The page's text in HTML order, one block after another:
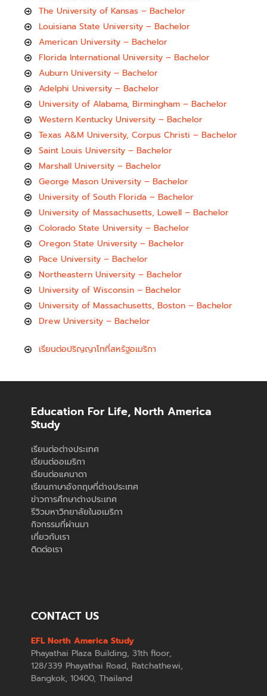
The University of Kansas – Bachelor
Louisiana State University – Bachelor
American University – Bachelor
Florida International University – Bachelor
Auburn University – Bachelor
Adelphi University – Bachelor
University of Alabama, Birmingham – Bachelor
Western Kentucky University – Bachelor
Texas A&M University, Corpus Christi – Bachelor
Saint Louis University – Bachelor
Marshall University – Bachelor
George Mason University – Bachelor
University of South Florida – Bachelor
University of Massachusetts, Lowell – Bachelor
Colorado State University – Bachelor
Oregon State University – Bachelor
Pace University – Bachelor
Northeastern University – Bachelor
University of Wisconsin – Bachelor
University of Massachusetts, Boston – Bachelor
Drew University – Bachelor
เรียนต่อปริญญาโทที่สหรัฐอเมริกา
Education For Life, North America
Study
เรียนต่อต่างประเทศ
เรียนต่ออเมริกา
เรียนต่อแคนาดา
เรียนภาษาอังกฤษที่ต่างประเทศ
ข่าวการศึกษาต่างประเทศ
รีวิวมหาวิทยาลัยในอเมริกา
กิจกรรมที่ผ่านมา
เกี่ยวกับเรา
ติดต่อเรา
CONTACT US
EFL North America Study
Phayathai Plaza Building, 31th floor,
128/339 Phayathai Road, Ratchathewi,
Bangkok, 10400, Thailand